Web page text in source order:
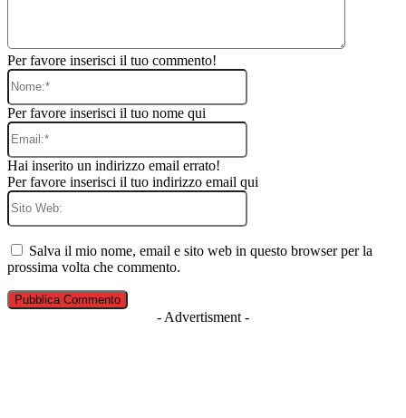
Per favore inserisci il tuo commento!
Nome:*
Per favore inserisci il tuo nome qui
Email:*
Hai inserito un indirizzo email errato!
Per favore inserisci il tuo indirizzo email qui
Sito
Salva il mio nome, email e sito web in questo browser per la
prossima volta che commento.
- Advertisment -